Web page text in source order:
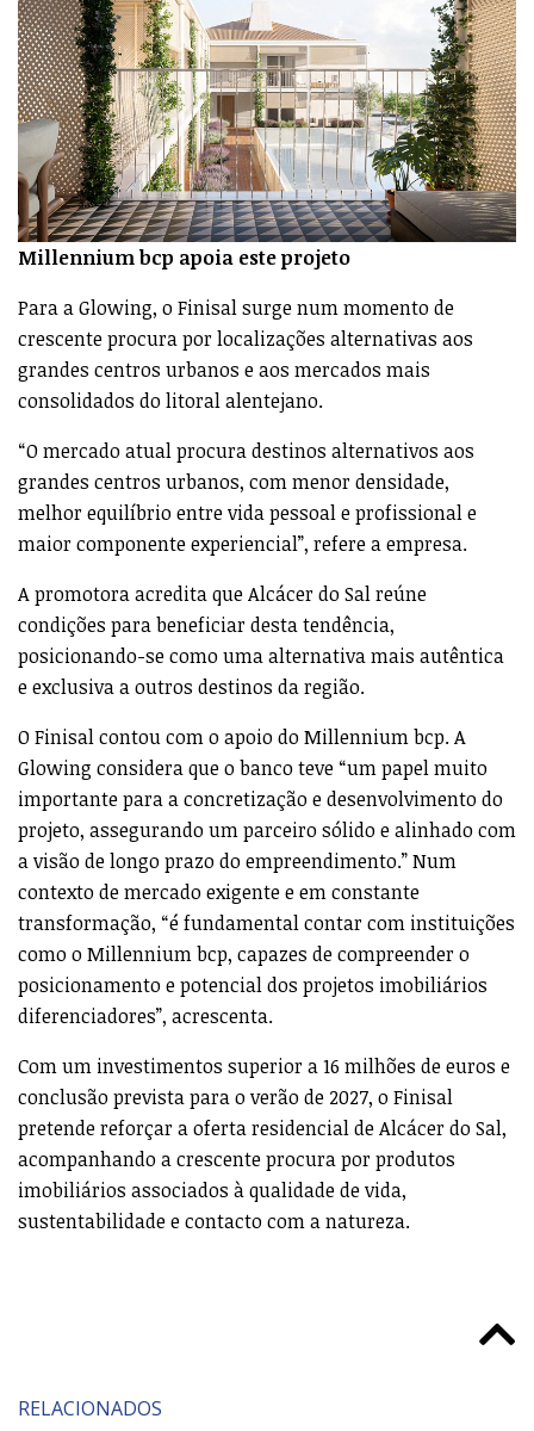
Millennium bcp apoia este projeto
Para a Glowing, o Finisal surge num momento de
crescente procura por localizações alternativas aos
grandes centros urbanos e aos mercados mais
consolidados do litoral alentejano.
“O mercado atual procura destinos alternativos aos
grandes centros urbanos, com menor densidade,
melhor equilíbrio entre vida pessoal e profissional e
maior componente experiencial”, refere a empresa.
A promotora acredita que Alcácer do Sal reúne
condições para beneficiar desta tendência,
posicionando-se como uma alternativa mais autêntica
e exclusiva a outros destinos da região.
O Finisal contou com o apoio do Millennium bcp. A
Glowing considera que o banco teve “um papel muito
importante para a concretização e desenvolvimento do
projeto, assegurando um parceiro sólido e alinhado com
a visão de longo prazo do empreendimento.” Num
contexto de mercado exigente e em constante
transformação, “é fundamental contar com instituições
como o Millennium bcp, capazes de compreender o
posicionamento e potencial dos projetos imobiliários
diferenciadores”, acrescenta.
Com um investimentos superior a 16 milhões de euros e
conclusão prevista para o verão de 2027, o Finisal
pretende reforçar a oferta residencial de Alcácer do Sal,
acompanhando a crescente procura por produtos
imobiliários associados à qualidade de vida,
sustentabilidade e contacto com a natureza.
RELACIONADOS